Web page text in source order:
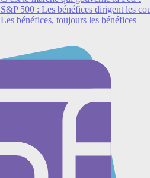
S&P 500 : Les bénéfices dirigent les
Les bénéfices, toujours les bénéfices